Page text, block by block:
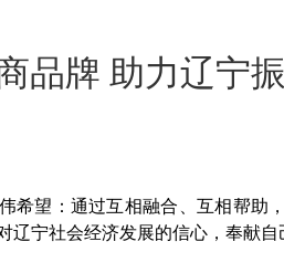
品牌 助力辽宁
希望：通过互相融合、互相帮助
辽宁社会经济发展的信心，奉献自